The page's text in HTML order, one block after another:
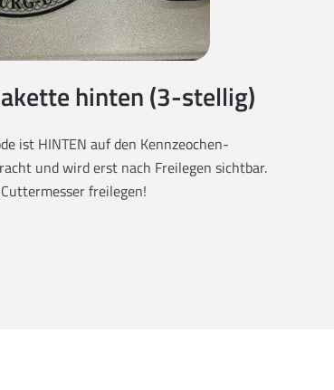
hinten (3-stellig)
ist HINTEN auf den Kennzeochen-
und wird erst nach Freilegen sichtbar.
freilegen!